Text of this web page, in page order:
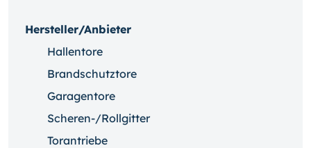
Hersteller/Anbieter
Hallentore
Brandschutztore
Garagentore
Scheren-/Rollgitter
Torantriebe